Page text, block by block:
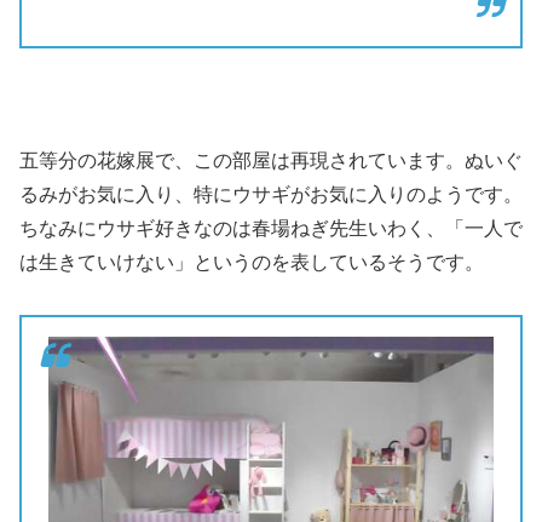
五等分の花嫁展で、この部屋は再現されています。ぬいぐ
るみがお気に入り、特にウサギがお気に入りのようです。
ちなみにウサギ好きなのは春場ねぎ先生いわく、「一人で
は生きていけない」というのを表しているそうです。